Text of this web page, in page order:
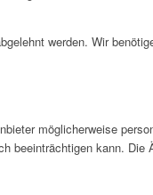
werden. Wir
möglicherweise
kann. Die